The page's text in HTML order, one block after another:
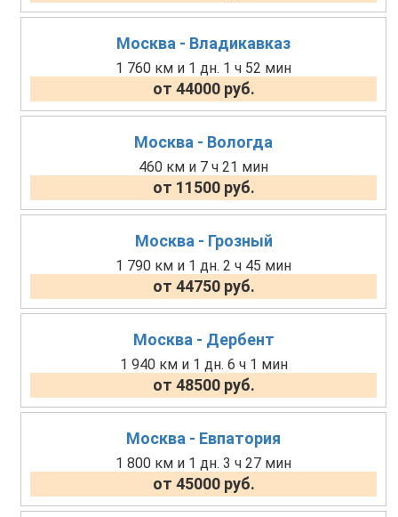
Москва - Владикавказ
1 760 км и 1 дн. 1 ч 52 мин
от 44000 руб.
Москва - Вологда
460 км и 7 ч 21 мин
от 11500 руб.
Москва - Грозный
1 790 км и 1 дн. 2 ч 45 мин
от 44750 руб.
Москва - Дербент
1 940 км и 1 дн. 6 ч 1 мин
от 48500 руб.
Москва - Евпатория
1 800 км и 1 дн. 3 ч 27 мин
от 45000 руб.